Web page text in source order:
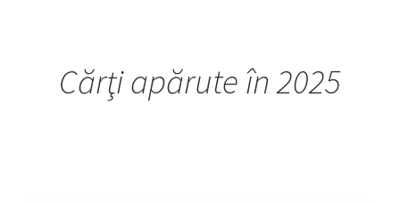
Cărţi apărute în 2025